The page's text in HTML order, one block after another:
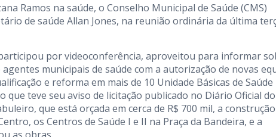
Ramos na saúde, o Conselho Municipal de Saúde (CMS)
de saúde Allan Jones, na reunião ordinária da última
por videoconferência, aproveitou para informar
municipais de saúde com a autorização de novas
e reforma em mais de 10 Unidade Básicas de Saúde
que teve seu aviso de licitação publicado no Diário Oficial do
que está orçada em cerca de R$ 700 mil, a
os Centros de Saúde I e II na Praça da Bandeira, e a
as obras.